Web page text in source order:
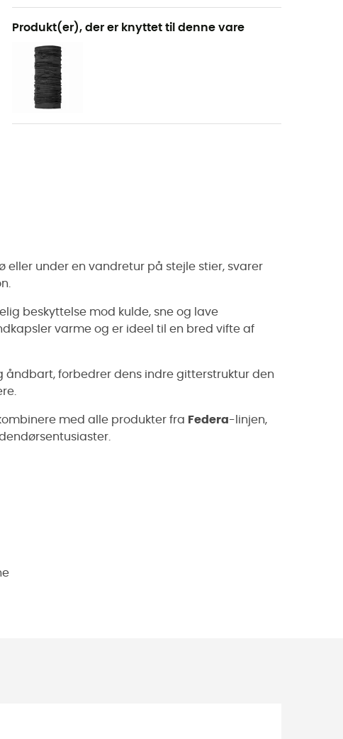
Produkt(er), der er knyttet til denne vare
eller under en vandretur på stejle stier, svarer
beskyttelse mod kulde, sne og lave
varme og er ideel til en bred vifte af
åndbart, forbedrer dens indre gitterstruktur den
med alle produkter fra Federa-linjen,